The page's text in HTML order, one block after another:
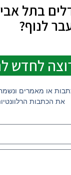
בתל
לנוף?
לחדש
או מאמרים
את הכתבות